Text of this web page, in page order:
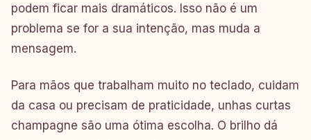
podem ficar mais dramáticos. Isso não é um
problema se for a sua intenção, mas muda a
mensagem.
Para mãos que trabalham muito no teclado, cuidam
da casa ou precisam de praticidade, unhas curtas
champagne são uma ótima escolha. O brilho dá